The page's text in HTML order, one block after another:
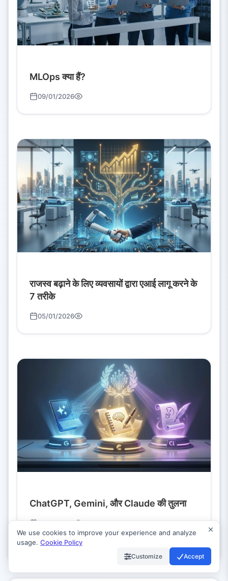
MLOps क्या हैं?
09/01/2026
राजस्व बढ़ाने के लिए व्यवसायों द्वारा एआई लागू करने के
7 तरीके
05/01/2026
ChatGPT, Gemini, और Claude की तुलना
05/01/2026
We use cookies to improve your experience and analyze
usage. Cookie Policy
Customize Accept